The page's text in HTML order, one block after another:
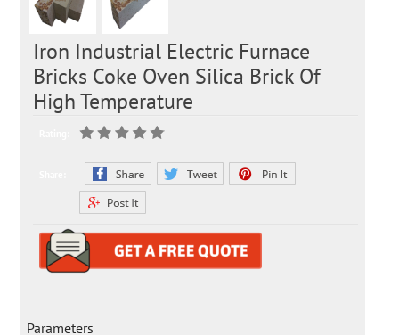
Iron Industrial Electric Furnace
Bricks Coke Oven Silica Brick Of
High Temperature
Parameters